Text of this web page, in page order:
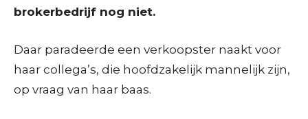
brokerbedrijf nog niet.
Daar paradeerde een verkoopster naakt voor
haar collega’s, die hoofdzakelijk mannelijk zijn,
op vraag van haar baas.